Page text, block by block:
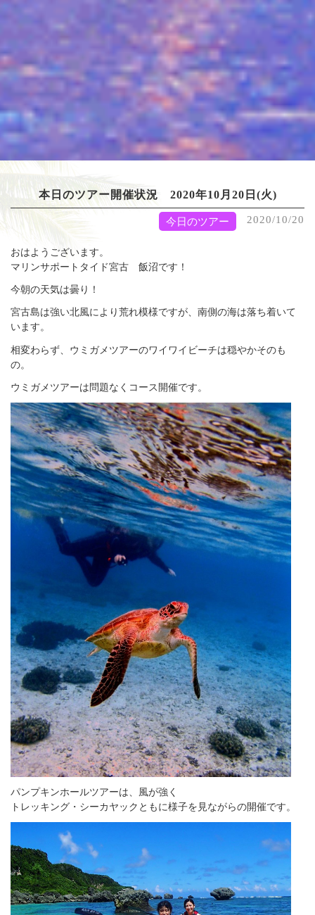
本日のツアー開催状況 2020年10月20日(火)
今日のツアー 2020/10/20
おはようございます。
マリンサポートタイド宮古 飯沼です！
今朝の天気は曇り！
宮古島は強い北風により荒れ模様ですが、南側の海は落ち着いて
います。
相変わらず、ウミガメツアーのワイワイビーチは穏やかそのも
の。
ウミガメツアーは問題なくコース開催です。
パンプキンホールツアーは、風が強く
トレッキング・シーカヤックともに様子を見ながらの開催です。